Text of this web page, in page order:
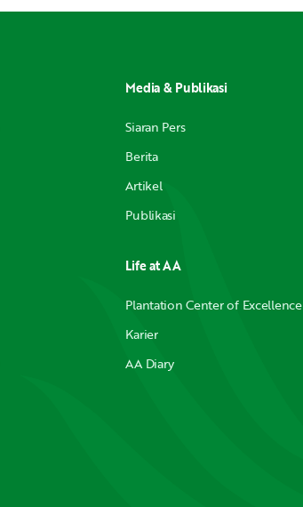
Media & Publikasi
Siaran Pers
Berita
Artikel
Publikasi
Life at AA
Plantation Center of Excellence
Karier
AA Diary